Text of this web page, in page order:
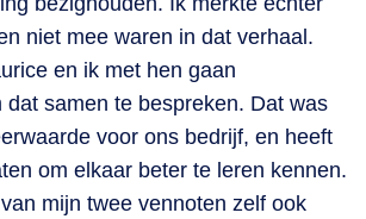
niet mee waren in dat verhaal.
en ik met hen gaan
dat samen te bespreken. Dat was
voor ons bedrijf, en heeft
om elkaar beter te leren kennen.
mijn twee vennoten zelf ook